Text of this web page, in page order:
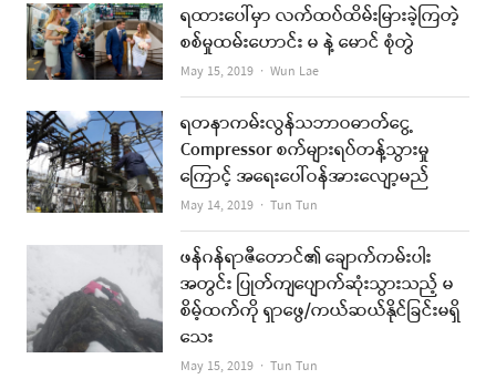
ရထားပေါ်မှာ လက်ထပ်ထိမ်းမြားခဲ့ကြတဲ့
စစ်မှုထမ်းဟောင်း မ နဲ့ မောင် စုံတွဲ
May 15, 2019 Author
Wun Lae
ရတနာကမ်းလွန်သဘာဝဓာတ်ငွေ့
Compressor စက်များရပ်တန့်သွားမှု
ကြောင့် အရေးပေါ်ဝန်အားလျော့မည်
May 14, 2019 Author
Tun Tun
ဖန်ဂန်ရာဇီတောင်၏ ချောက်ကမ်းပါး
အတွင်း ပြုတ်ကျပျောက်ဆုံးသွားသည့် မ
စိမ့်ထက်ကို ရှာဖွေ/ကယ်ဆယ်နိုင်ခြင်းမရှိ
သေး
May 15, 2019 Author
Tun Tun